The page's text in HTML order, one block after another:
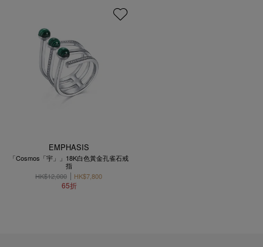
EMPHASIS
「Cosmos「宇」」18K白色黃金孔雀石戒
指
HK$12,000
HK$7,800
65折